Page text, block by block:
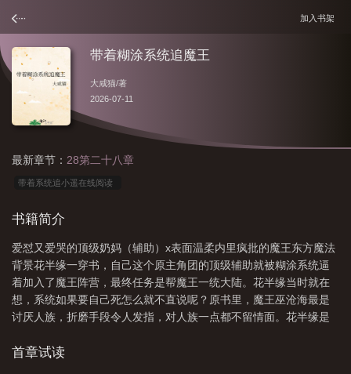
加入书架
带着糊涂系统追魔王
大咸猫/著
2026-07-11
最新章节： 28第二十八章
带着系统追小遥在线阅读
书籍简介
爱怼又爱哭的顶级奶妈（辅助）x表面温柔内里疯批的魔王东方魔法
背景花半缘一穿书，自己这个原主角团的顶级辅助就被糊涂系统逼
着加入了魔王阵营，最终任务是帮魔王一统大陆。花半缘当时就在
想，系统如果要自己死怎么就不直说呢？原书里，魔王巫沧海最是
讨厌人族，折磨手段令人发指，对人族一点都不留情面。花半缘是
活，生不如死？】花半缘：【劝你不要乱用成语！】花半缘来魔王
首章试读